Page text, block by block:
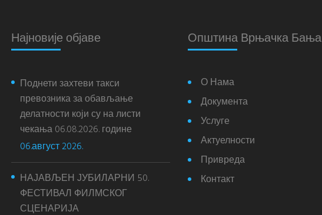
Најновије објаве
Поднети захтеви такси
превозника за обављање
делатности који су на листи
чекања 06.08.2026. године
06.август 2026.
НАЈАВЉЕН ЈУБИЛАРНИ 50.
ФЕСТИВАЛ ФИЛМСКОГ
СЦЕНАРИЈА
Општина Врњачка Бања
О Нама
Документа
Услуге
Актуелности
Привреда
Контакт